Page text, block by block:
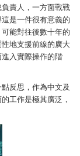
責人，一方面戰戰
是一件很有意義的
能對往後數十年的
地支援前線的廣大
入實際操作的階
反思，作為中文及
工作是極其廣泛，